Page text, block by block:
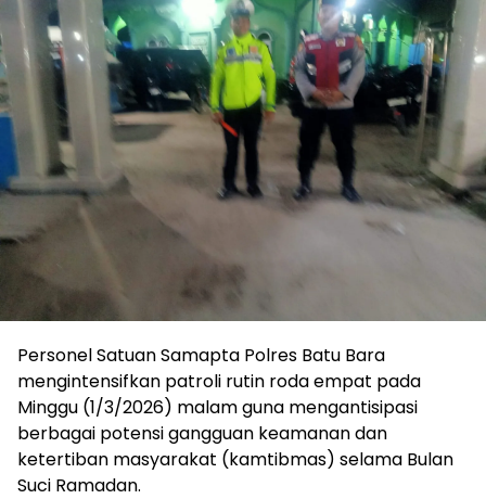
Personel Satuan Samapta Polres Batu Bara
mengintensifkan patroli rutin roda empat pada
Minggu (1/3/2026) malam guna mengantisipasi
berbagai potensi gangguan keamanan dan
ketertiban masyarakat (kamtibmas) selama Bulan
Suci Ramadan.